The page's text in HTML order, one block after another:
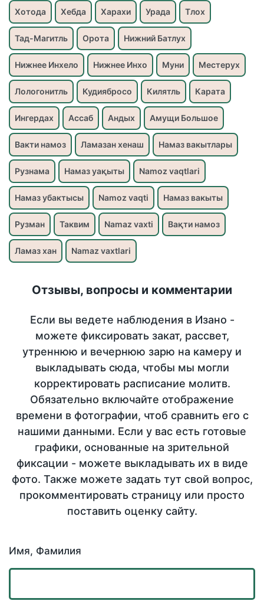
Хотода Хебда Харахи Урада Тлох
Тад-Магитль Орота Нижний Батлух
Нижнее Инхело Нижнее Инхо Муни Местерух
Лологонитль Кудиябросо Килятль Карата
Ингердах Ассаб Андых Амущи Большое
Вакти намоз Ламазан хенаш Намаз вакытлары
Рузнама Намаз уақыты Namoz vaqtlari
Намаз убактысы Namoz vaqti Намаз вакыты
Рузман Таквим Namaz vaxti Вақти намоз
Ламаз хан Namaz vaxtlari
Отзывы, вопросы и комментарии
Если вы ведете наблюдения в Изано -
можете фиксировать закат, рассвет,
утреннюю и вечернюю зарю на камеру и
выкладывать сюда, чтобы мы могли
корректировать расписание молитв.
Обязательно включайте отображение
времени в фотографии, чтоб сравнить его с
нашими данными. Если у вас есть готовые
графики, основанные на зрительной
фиксации - можете выкладывать их в виде
фото. Также можете задать тут свой вопрос,
прокомментировать страницу или просто
поставить оценку сайту.
Имя, Фамилия